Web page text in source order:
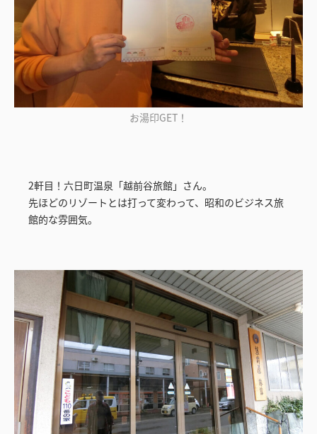
お湯印GET！
2軒目！六日町温泉「越前谷旅館」さん。
先ほどのリゾートとは打って変わって、昭和のビジネス旅
館的な雰囲気。